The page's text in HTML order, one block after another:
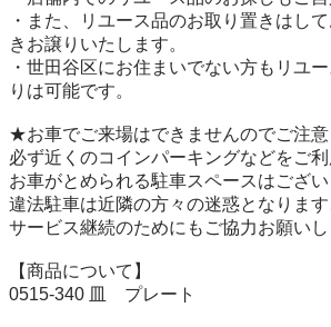
・また、リユース品のお取り置きはし
きお譲りいたします。
・世田谷区にお住まいでない方もリユ
りは可能です。
★お車でご来場はできませんのでご注
必ず近くのコインパーキングなどをご利
お車がとめられる駐車スペースはござい
違法駐車は近隣の方々の迷惑となります
サービス継続のためにもご協力お願いし
【商品について】
0515-340 皿　プレート